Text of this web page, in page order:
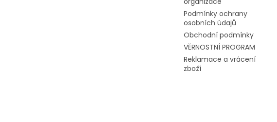
Podmínky ochrany
osobních údajů
Obchodní podmínky
VĚRNOSTNÍ PROGRAM
Reklamace a vrácení
zboží